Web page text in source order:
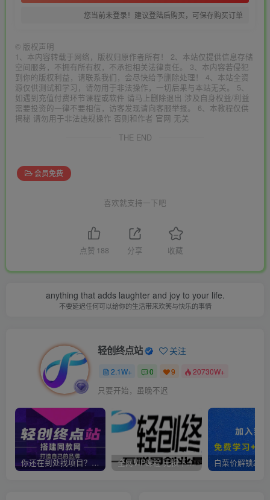
您当前未登录！建议登陆后购买，可保存购买订单
© 版权声明
1、本内容转载于网络，版权归原作者所有！ 2、本站仅提供信息存储
空间服务，不拥有所有权，不承担相关法律责任。 3、本内容若侵犯
到你的版权利益，请联系我们，会尽快给予删除处理！ 4、本站全资
源仅供测试和学习，请勿用于非法操作，一切后果与本站无关。 5、
如遇到充值付费环节课程或软件 请马上删除退出 涉及自身权益/利益
需要投资的一律不要相信，访客发现请向客服举报。 6、本教程仅供
揭秘 请勿用于非法违规操作 否则和作者 官网 无关
THE END
会员免费
喜欢就支持一下吧
点赞 188 分享 收藏
anything that adds laughter and joy to your life.
不要延迟任何可以给你的生活带来欢笑与快乐的事情
轻创终点站 关注
2.1W+ 0 9 20730W+
只要开始，虽晚不迟
你还在到处找项目？还在当韭菜？我靠卖项目一个月收入5万+，曾经我也是个失败者。 全网VIP课程 无损下载~